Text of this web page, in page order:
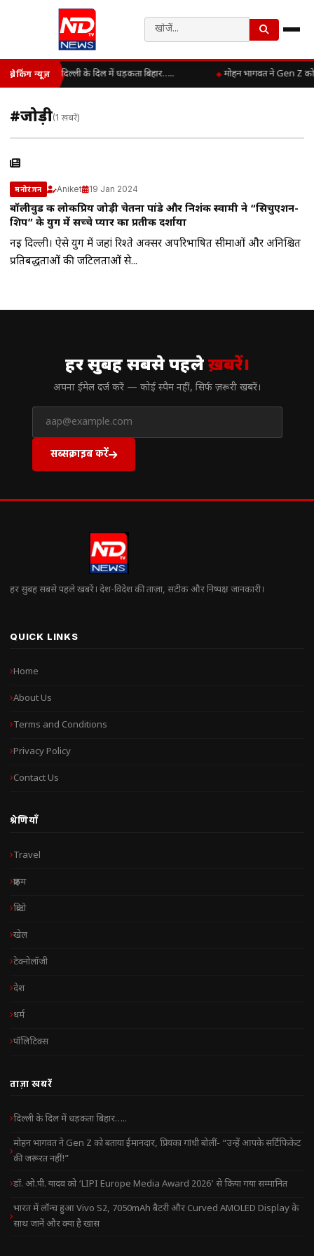
ब्रेकिंग न्यूज़ दिल्ली के दिल में धड़कता बिहार….. मोहन भागवत ने Gen Z को
#जोड़ी(1 खबरें)
मनोरंजन Aniket 19 Jan 2024
बॉलीवुड की लोकप्रिय जोड़ी चेतना पांडे और निशंक स्वामी ने “सिचुएशन-
शिप” के युग में सच्चे प्यार का प्रतीक दर्शाया
नई दिल्ली। ऐसे युग में जहां रिश्ते अक्सर अपरिभाषित सीमाओं और अनिश्चित
प्रतिबद्धताओं की जटिलताओं से...
हर सुबह सबसे पहलेख़बरें।
अपना ईमेल दर्ज करें — कोई स्पैम नहीं, सिर्फ ज़रूरी खबरें।
सब्सक्राइब करें
हर सुबह सबसे पहले खबरें। देश-विदेश की ताज़ा, सटीक और निष्पक्ष जानकारी।
QUICK LINKS
Home
About Us
Terms and Conditions
Privacy Policy
Contact Us
श्रेणियाँ
Travel
क्राइम
क्रिप्टो
खेल
टेक्नोलॉजी
देश
धर्म
पॉलिटिक्स
ताज़ा खबरें
दिल्ली के दिल में धड़कता बिहार…..
मोहन भागवत ने Gen Z को बताया ईमानदार, प्रियंका गांधी बोलीं- “उन्हें आपके सर्टिफिकेट
की जरूरत नहीं!”
डॉ. ओ.पी. यादव को ‘LIPI Europe Media Award 2026’ से किया गया सम्मानित
भारत में लॉन्च हुआ Vivo S2, 7050mAh बैटरी और Curved AMOLED Display के
साथ जानें और क्या है खास